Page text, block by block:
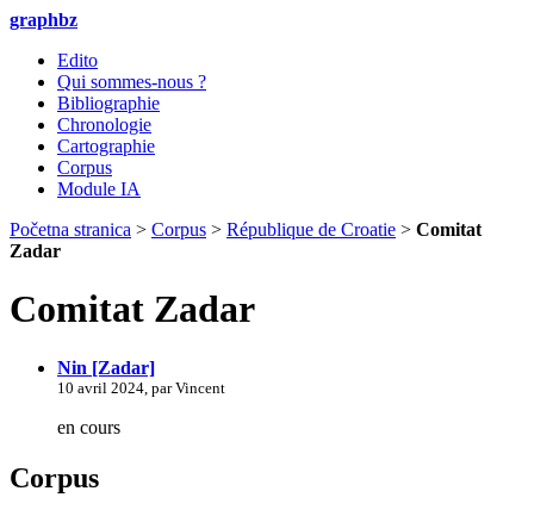
graphbz
Edito
Qui sommes-nous ?
Bibliographie
Chronologie
Cartographie
Corpus
Module IA
Početna stranica > Corpus > République de Croatie > Comitat
Zadar
Comitat Zadar
Nin [Zadar]
10 avril 2024, par Vincent
en cours
Corpus